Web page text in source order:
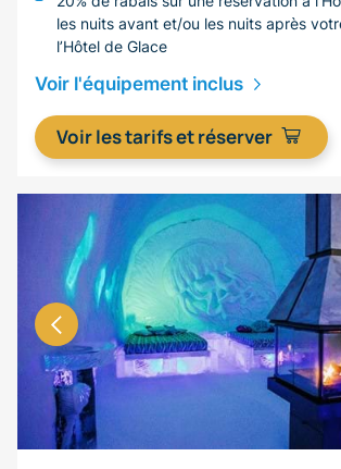
les nuits avant et/ou les nuits après
l’Hôtel de Glace
Voir l'équipement inclus
Voir les tarifs et réserver